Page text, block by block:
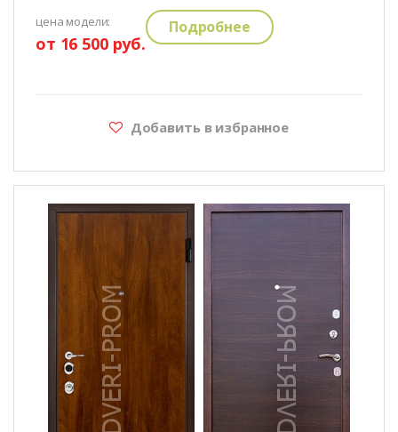
цена модели:
от 16 500 руб.
Подробнее
Добавить в избранное